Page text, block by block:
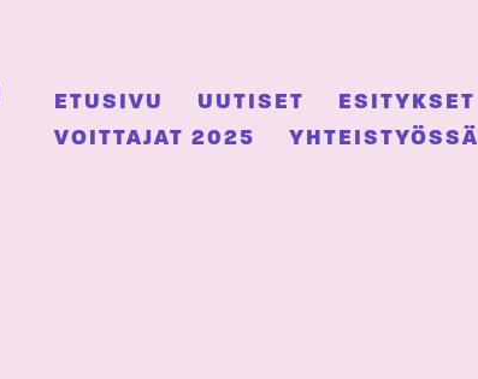
ETUSIVU UUTISET ESITYKSET
VOITTAJAT 2025
YHTEISTYÖSSÄ